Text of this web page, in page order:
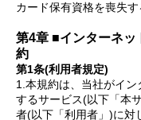
カード保有資格を喪失す
第4章 ■インターネッ
約
第1条(利用者規定)
1.本規約は、当社がイ
するサービス(以下「本
者(以下「利用者」)に対